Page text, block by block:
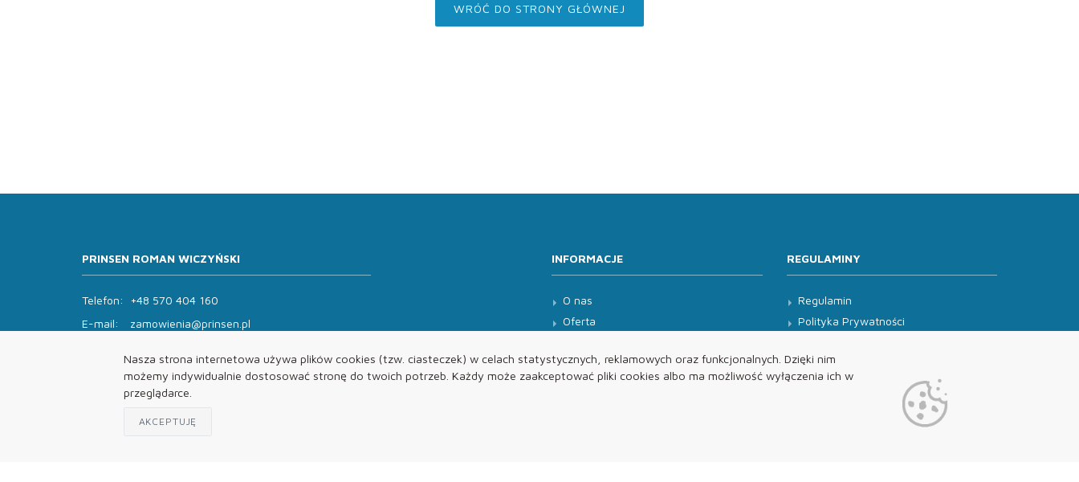
Nasza strona internetowa używa plików cookies (tzw. ciasteczek) w celach statystycznych, reklamowych oraz funkcjonalnych. Dzięki nim
możemy indywidualnie dostosować stronę do twoich potrzeb. Każdy może zaakceptować pliki cookies albo ma możliwość wyłączenia ich w
przeglądarce.
AKCEPTUJĘ
WRÓĆ DO STRONY GŁÓWNEJ
PRINSEN ROMAN WICZYŃSKI
Telefon:
+48 570 404 160
E-mail:
zamowienia@prinsen.pl
Pon - Pt: 8:00 - 14:00 Sob: zamknięte
INFORMACJE
O nas
Oferta
REGULAMINY
Regulamin
Polityka Prywatności